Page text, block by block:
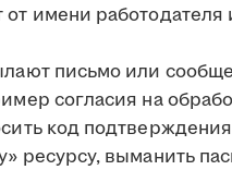
имени
письмо или
согласия на
код
ресурсу, выманить